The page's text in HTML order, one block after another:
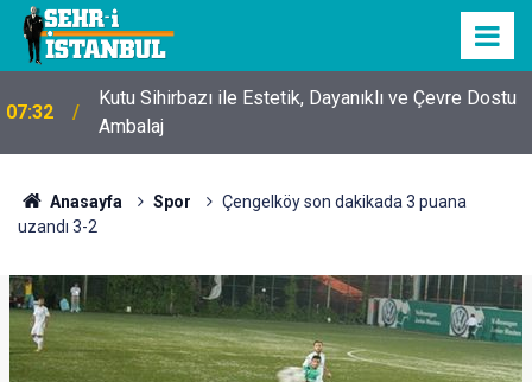
07:32
Kutu Sihirbazı ile Estetik, Dayanıklı ve Çevre Dostu
Ambalaj
Anasayfa Spor
Çengelköy son dakikada 3 puana
uzandı 3-2